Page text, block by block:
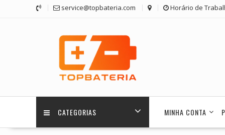
service@topbateria.com Horário de
CATEGORIAS MINHA CONTA